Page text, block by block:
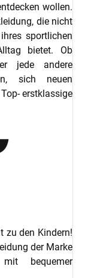
wollen.
die nicht
sportlichen
bietet. Ob
jede andere
sich neuen
erstklassige
zu den Kindern!
der Marke
bequemer